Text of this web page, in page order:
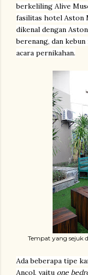
berkeliling Alive
fasilitas hotel Aston
dikenal dengan
berenang, dan
acara pernikahan.
Tempat yang sejuk
Ada beberapa tipe
Ancol, yaitu one